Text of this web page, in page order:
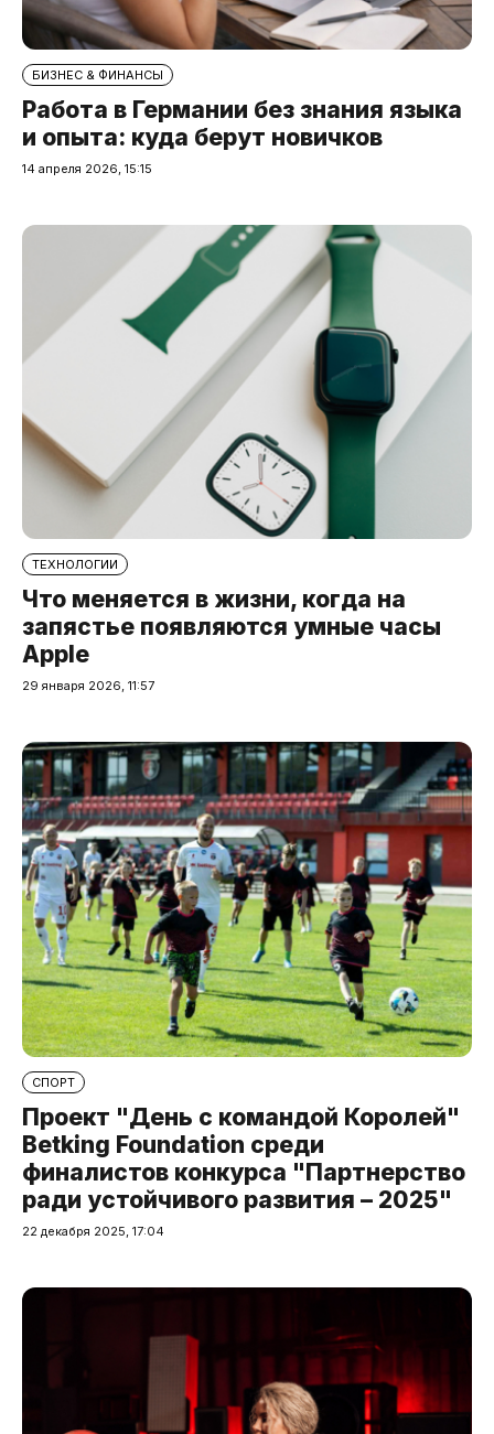
БИЗНЕС & ФИНАНСЫ
Работа в Германии без знания языка
и опыта: куда берут новичков
14 апреля 2026, 15:15
ТЕХНОЛОГИИ
Что меняется в жизни, когда на
запястье появляются умные часы
Apple
29 января 2026, 11:57
СПОРТ
Проект "День с командой Королей"
Betking Foundation среди
финалистов конкурса "Партнерство
ради устойчивого развития – 2025"
22 декабря 2025, 17:04